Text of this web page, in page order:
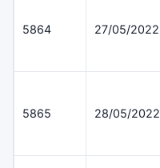
5864 27/05/2022
5865 28/05/2022